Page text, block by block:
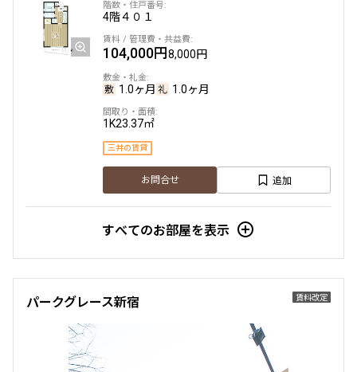
4階４０１
104,000円8,000円
1.0ヶ月 1.0ヶ月
1K23.37㎡
三井の賃貸
お問合せ 追加
すべてのお部屋を表示
賃料改定
パークグレース新宿